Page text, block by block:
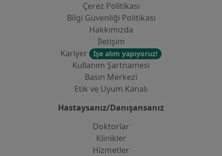
Çerez Politikası
Bilgi Güvenliği Politikası
Hakkımızda
İletişim
Kariyer
İşe alım yapıyoruz!
Kullanım Şartnamesi
Basın Merkezi
Etik ve Uyum Kanalı
Hastaysanız/Danışansanız
Doktorlar
Klinikler
Hizmetler